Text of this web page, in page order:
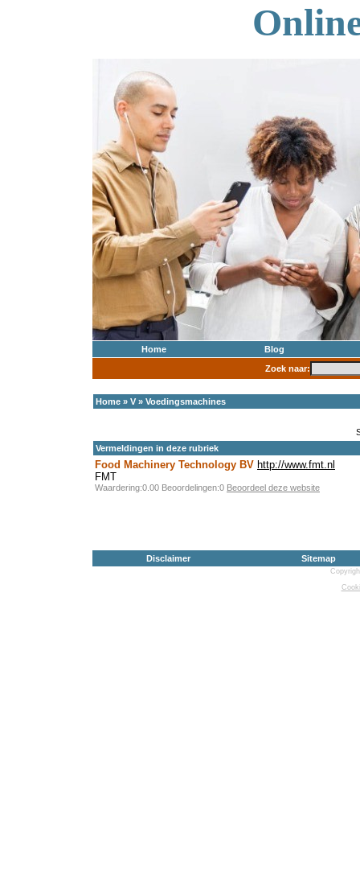
Home
Blog
Zoek naar:
Home » V » Voedingsmachines
Vermeldingen in deze rubriek
Food Machinery Technology BV http://www.fmt.nl
FMT
Waardering:0.00 Beoordelingen:0 Beoordeel deze website
Disclaimer Sitemap